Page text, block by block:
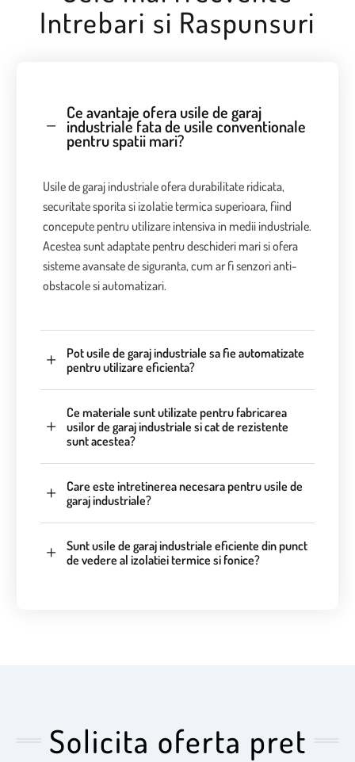
Intrebari si Raspunsuri
Ce avantaje ofera usile de garaj
industriale fata de usile conventionale
pentru spatii mari?
Usile de garaj industriale ofera durabilitate ridicata,
securitate sporita si izolatie termica superioara, fiind
concepute pentru utilizare intensiva in medii industriale.
Acestea sunt adaptate pentru deschideri mari si ofera
sisteme avansate de siguranta, cum ar fi senzori anti-
obstacole si automatizari.
Pot usile de garaj industriale sa fie automatizate
pentru utilizare eficienta?
Ce materiale sunt utilizate pentru fabricarea
usilor de garaj industriale si cat de rezistente
sunt acestea?
Care este intretinerea necesara pentru usile de
garaj industriale?
Sunt usile de garaj industriale eficiente din punct
de vedere al izolatiei termice si fonice?
Solicita oferta pret